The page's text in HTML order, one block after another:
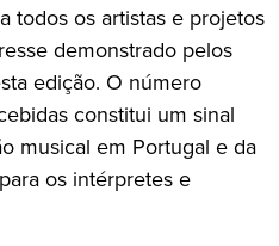
todos os artistas e projetos
demonstrado pelos
edição. O número
constitui um sinal
musical em Portugal e da
os intérpretes e